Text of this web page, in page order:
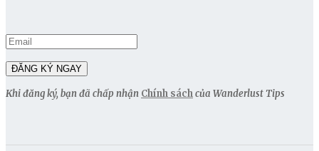
Khi đăng ký, bạn đã chấp nhận Chính sáchcủa Wanderlust Tips